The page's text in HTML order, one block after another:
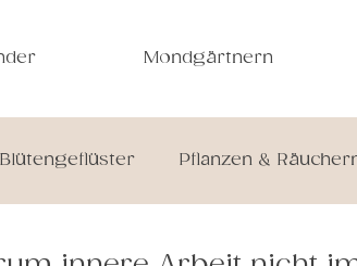
Mondgärtnern
Blütengeflüster Pflanzen &
& Rituale